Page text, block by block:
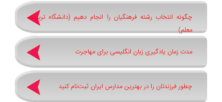
چگونه انتخاب رشته فرهنگیان را انجام دهیم (دانشگاه تربیت
معلم)
مدت زمان یادگیری زبان انگلیسی برای مهاجرت
چطور فرزندتان را در بهترین مدارس ایران ثبت‌نام کنید